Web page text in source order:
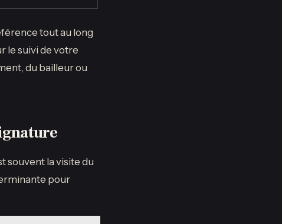
tout au long
le suivi de votre
du bailleur ou
souvent la visite du
pour